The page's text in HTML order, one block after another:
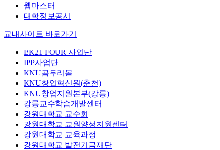
웹마스터
대학정보공시
교내사이트 바로가기
BK21 FOUR 사업단
IPP사업단
KNU곰두리몰
KNU창업혁신원(춘천)
KNU창업지원본부(강릉)
강릉교수학습개발센터
강원대학교 교수회
강원대학교 교원양성지원센터
강원대학교 교육과정
강원대학교 발전기금재단